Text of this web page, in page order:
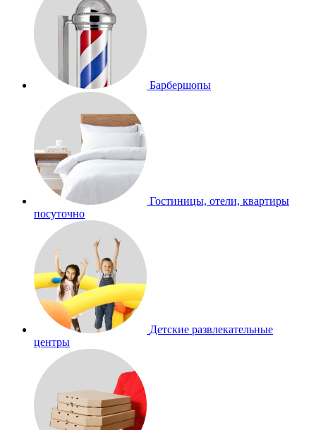
Барбершопы
Гостиницы, отели, квартиры
посуточно
Детские развлекательные
центры